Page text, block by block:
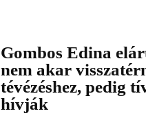
Gombos Edina
nem akar
tévézéshez, pedig
hívják